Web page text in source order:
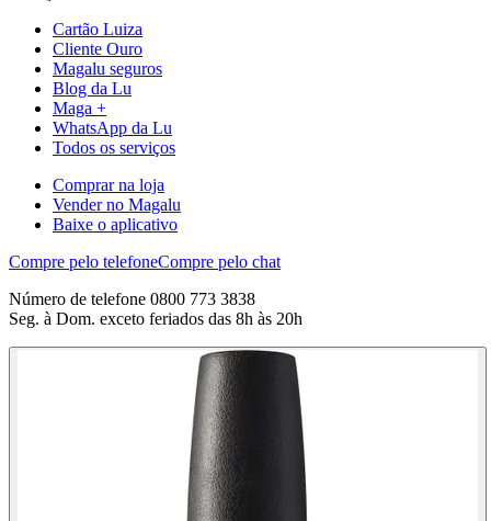
Cartão Luiza
Cliente Ouro
Magalu seguros
Blog da Lu
Maga +
WhatsApp da Lu
Todos os serviços
Comprar na loja
Vender no Magalu
Baixe o aplicativo
Compre pelo telefoneCompre pelo chat
Número de telefone 0800 773 3838
Seg. à Dom. exceto feriados das 8h às 20h